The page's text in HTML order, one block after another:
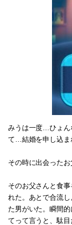
みうは一度…ひょん
て…結婚を申し込ま
その時に出会った
そのお父さんと食
れた。あとで合流
た男がいた。瞬間
てって言うと、駄目